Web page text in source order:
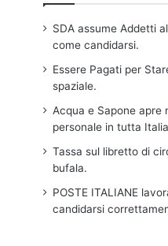
SDA assume Addetti
come candidarsi.
Essere Pagati per
spaziale.
Acqua e Sapone apre
personale in tutta
Tassa sul libretto di
bufala.
POSTE ITALIANE
candidarsi